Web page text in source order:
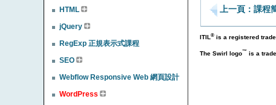
HTML
jQuery
RegExp 正規表示式課程
SEO
Webflow Responsive Web 網頁設計
WordPress
上一頁：課程
ITIL® is a registered
The Swirl logo™ is a